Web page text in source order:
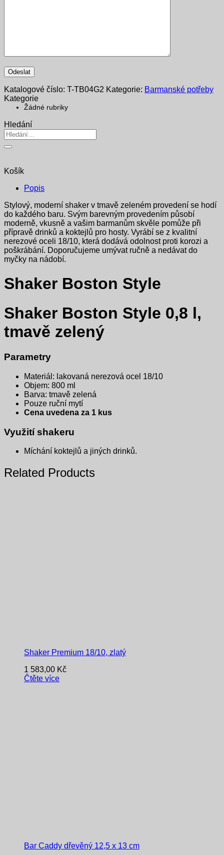
Katalogové číslo: T-TB04G2 Kategorie: Barmanské potřeby
Kategorie
Žádné rubriky
Hledání
Hledat:
Košík
Popis
Stylový, moderní shaker v tmavě zeleném provedení se hodí
do každého baru. Svým barevným provedením působí
moderně, vkusně a vašim barmanům skvěle pomůže při
přípravě drinků a koktejlů pro hosty. Vyrábí se z kvalitní
nerezové oceli 18/10, která dodává odolnost proti korozi a
poškrábání. Doporučujeme umývat ručně a nedávat do
myčky na nádobí.
Shaker Boston Style
Shaker Boston Style 0,8 l,
tmavě zelený
Parametry
Materiál: lakovaná nerezová ocel 18/10
Objem: 800 ml
Barva: tmavě zelená
Pouze ruční mytí
Cena uvedena za 1 kus
Využití shakeru
Míchání koktejlů a jiných drinků.
Related Products
Shaker Premium 18/10, zlatý
1 583,00 Kč
Čtěte více
Bar Caddy dřevěný 12,5 x 13 cm